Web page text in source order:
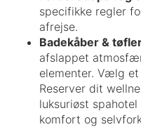
specifikke regler
afrejse.
Badekåber &
afslappet
elementer. Vælg
Reserver dit
luksuriøst
komfort og